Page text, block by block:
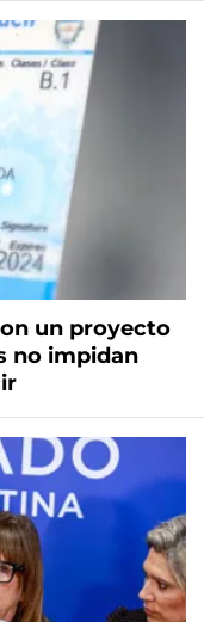
un proyecto
no impidan